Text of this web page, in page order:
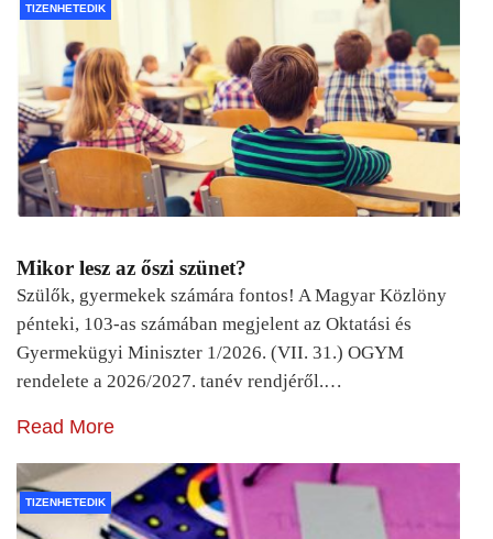
TIZENHETEDIK
Mikor lesz az őszi szünet?
Szülők, gyermekek számára fontos! A Magyar Közlöny
pénteki, 103-as számában megjelent az Oktatási és
Gyermekügyi Miniszter 1/2026. (VII. 31.) OGYM
rendelete a 2026/2027. tanév rendjéről.…
Read More
TIZENHETEDIK